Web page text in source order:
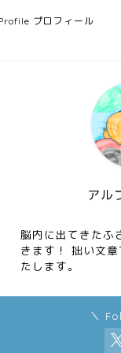
プロフィール
アル
脳内に出てきたふ
きます！ 拙い文
たします。
＼